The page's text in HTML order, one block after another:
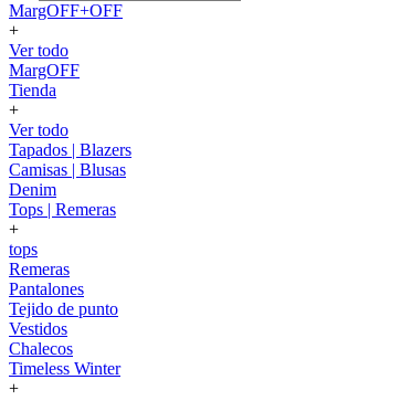
MargOFF+OFF
+
Ver todo
MargOFF
Tienda
+
Ver todo
Tapados | Blazers
Camisas | Blusas
Denim
Tops | Remeras
+
tops
Remeras
Pantalones
Tejido de punto
Vestidos
Chalecos
Timeless Winter
+